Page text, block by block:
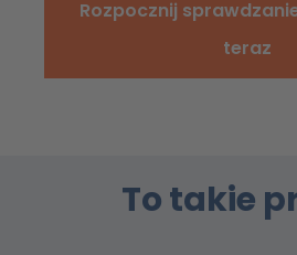
Rozpocznij
teraz
To takie